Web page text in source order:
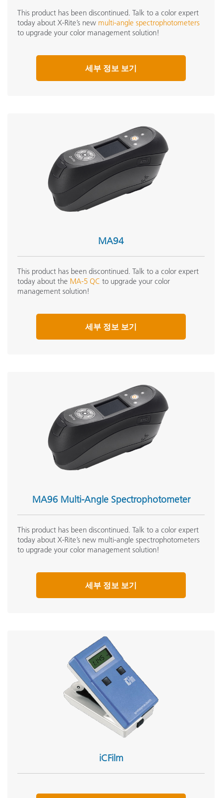
This product has been discontinued. Talk to a color expert
today about X-Rite’s new multi-angle spectrophotometers
to upgrade your color management solution!
세부 정보 보기
MA94
This product has been discontinued. Talk to a color expert
today about the MA-5 QC to upgrade your color
management solution!
세부 정보 보기
MA96 Multi-Angle Spectrophotometer
This product has been discontinued. Talk to a color expert
today about X-Rite’s new multi-angle spectrophotometers
to upgrade your color management solution!
세부 정보 보기
iCFilm